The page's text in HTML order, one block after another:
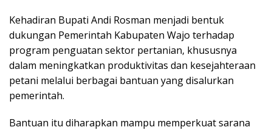
Kehadiran Bupati Andi Rosman menjadi bentuk
dukungan Pemerintah Kabupaten Wajo terhadap
program penguatan sektor pertanian, khususnya
dalam meningkatkan produktivitas dan kesejahteraan
petani melalui berbagai bantuan yang disalurkan
pemerintah.
Bantuan itu diharapkan mampu memperkuat sarana